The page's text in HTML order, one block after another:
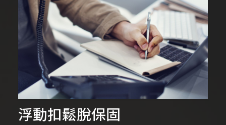
浮動扣鬆脫保固